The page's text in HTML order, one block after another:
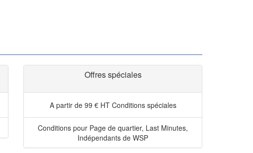
Offres spéciales
A partir de 99 € HT Conditions spéciales
Conditions pour Page de quartier, Last Minutes,
Indépendants de WSP